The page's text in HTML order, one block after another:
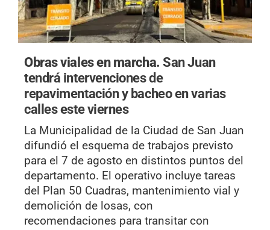
Obras viales en marcha.San Juan
tendrá intervenciones de
repavimentación y bacheo en varias
calles este viernes
La Municipalidad de la Ciudad de San Juan
difundió el esquema de trabajos previsto
para el 7 de agosto en distintos puntos del
departamento. El operativo incluye tareas
del Plan 50 Cuadras, mantenimiento vial y
demolición de losas, con
recomendaciones para transitar con